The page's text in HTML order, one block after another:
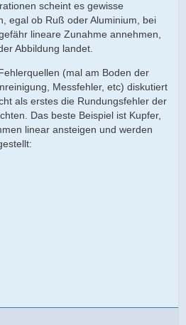
scheint es gewisse
egal ob Ruß oder Aluminium, bei
lineare Zunahme annehmen,
Abbildung landet.
(mal am Boden der
Messfehler, etc) diskutiert
als erstes die Rundungsfehler der
Das beste Beispiel ist Kupfer,
linear ansteigen und werden